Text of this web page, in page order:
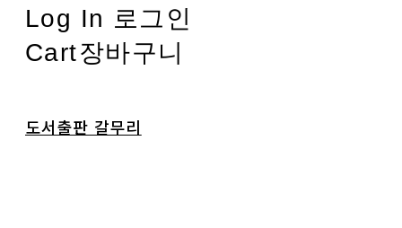
Log In 로그인
Cart장바구니
도서출판 갈무리